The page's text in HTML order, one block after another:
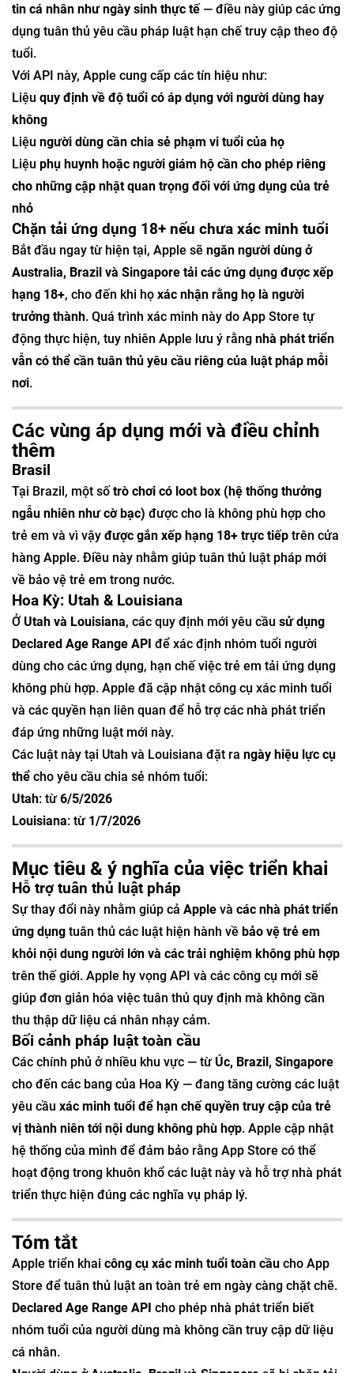
tin cá nhân như ngày sinh thực tế— điều này giúp các ứng
dụng tuân thủ yêu cầu pháp luật hạn chế truy cập theo độ
tuổi.
Với API này, Apple cung cấp các tín hiệu như:
Liệu quy định về độ tuổi có áp dụng với người dùng hay
không
Liệu người dùng cần chia sẻ phạm vi tuổi của họ
Liệu phụ huynh hoặc người giám hộ cần cho phép riêng
cho những cập nhật quan trọng đối với ứng dụng của trẻ
nhỏ
Chặn tải ứng dụng 18+ nếu chưa xác minh tuổi
Bắt đầu ngay từ hiện tại, Apple sẽ ngăn người dùng ở
Australia, Brazil và Singapore tải các ứng dụng được xếp
hạng 18+, cho đến khi họ xác nhận rằng họ là người
trưởng thành. Quá trình xác minh này do App Store tự
động thực hiện, tuy nhiên Apple lưu ý rằng nhà phát triển
vẫn có thể cần tuân thủ yêu cầu riêng của luật pháp mỗi
nơi.
Các vùng áp dụng mới và điều chỉnh
thêm
Brasil
Tại Brazil, một sốtrò chơi có loot box (hệ thống thưởng
ngẫu nhiên như cờ bạc) được cho là không phù hợp cho
trẻ em và vì vậy được gắn xếp hạng 18+ trực tiếp trên cửa
hàng Apple. Điều này nhằm giúp tuân thủ luật pháp mới
về bảo vệ trẻ em trong nước.
Hoa Kỳ: Utah & Louisiana
ỞUtah và Louisiana, các quy định mới yêu cầu sử dụng
Declared Age Range API để xác định nhóm tuổi người
dùng cho các ứng dụng, hạn chế việc trẻ em tải ứng dụng
không phù hợp. Apple đã cập nhật công cụ xác minh tuổi
và các quyền hạn liên quan để hỗ trợ các nhà phát triển
đáp ứng những luật mới này.
Các luật này tại Utah và Louisiana đặt ra ngày hiệu lực cụ
thể cho yêu cầu chia sẻ nhóm tuổi:
Utah: từ6/5/2026
Louisiana: từ 1/7/2026
Mục tiêu & ý nghĩa của việc triển khai
Hỗ trợ tuân thủ luật pháp
Sự thay đổi này nhằm giúp cả Apple và các nhà phát triển
ứng dụng tuân thủ các luật hiện hành về bảo vệ trẻ em
khỏi nội dung người lớn và các trải nghiệm không phù hợp
trên thế giới. Apple hy vọng API và các công cụ mới sẽ
giúp đơn giản hóa việc tuân thủ quy định mà không cần
thu thập dữ liệu cá nhân nhạy cảm.
Bối cảnh pháp luật toàn cầu
Các chính phủ ở nhiều khu vực — từÚc, Brazil, Singapore
cho đến các bang của Hoa Kỳ — đang tăng cường các luật
yêu cầu xác minh tuổi để hạn chế quyền truy cập của trẻ
vị thành niên tới nội dung không phù hợp. Apple cập nhật
hệ thống của mình để đảm bảo rằng App Store có thể
hoạt động trong khuôn khổ các luật này và hỗ trợ nhà phát
triển thực hiện đúng các nghĩa vụ pháp lý.
Tóm tắt
Apple triển khai công cụ xác minh tuổi toàn cầu cho App
Store để tuân thủ luật an toàn trẻ em ngày càng chặt chẽ.
Declared Age Range API cho phép nhà phát triển biết
nhóm tuổi của người dùng mà không cần truy cập dữ liệu
cá nhân.